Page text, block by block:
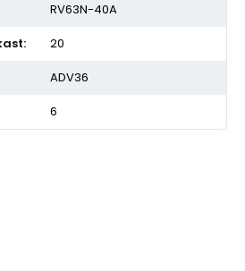
RV63N-40A
20
ADV36
6